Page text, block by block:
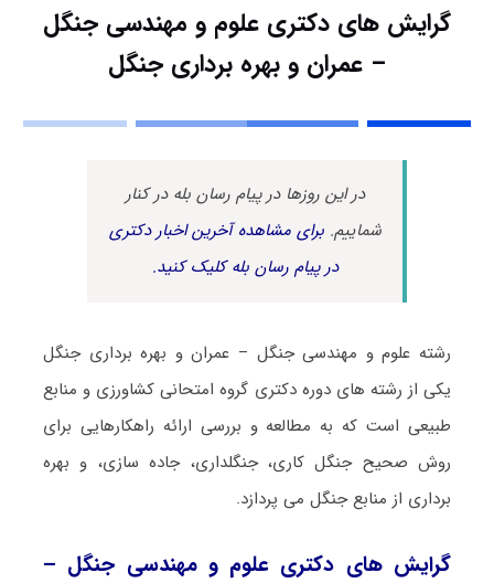
گرایش های دکتری علوم و مهندسی ﺟﻨﮕﻞ
– ﻋﻤﺮان و ﺑﻬﺮه ﺑﺮداری ﺟﻨﮕﻞ
در این روزها در پیام رسان بله در کنار
شماییم.برای مشاهده آخرین اخبار دکتری
در پیام رسان بله کلیک کنید.
رشته علوم و مهندسی ﺟﻨﮕﻞ – ﻋﻤﺮان و ﺑﻬﺮه ﺑﺮداری ﺟﻨﮕﻞ
یکی از رشته های دوره دکتری گروه امتحانی کشاورزی و منابع
طبیعی است که به مطالعه و بررسی ارائه راهکارهایی برای
روش صحیح جنگل کاری، جنگلداری، جاده سازی، و بهره
برداری از منابع جنگل می پردازد.
گرایش های دکتری علوم و مهندسی ﺟﻨﮕﻞ –